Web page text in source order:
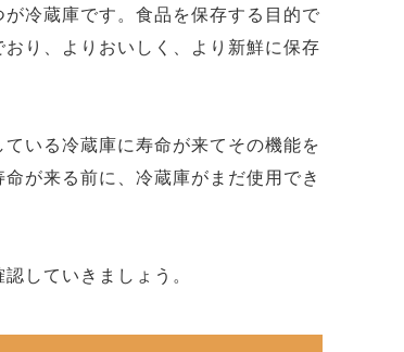
冷蔵庫です。食品を保存する目的で
り、よりおいしく、より新鮮に保存
いる冷蔵庫に寿命が来てその機能を
が来る前に、冷蔵庫がまだ使用でき
していきましょう。